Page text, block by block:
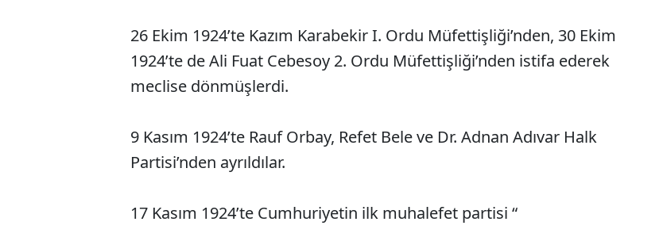
26 Ekim 1924’te Kazım Karabekir I. Ordu Müfettişliği’nden, 30 Ekim
1924’te de Ali Fuat Cebesoy 2. Ordu Müfettişliği’nden istifa ederek
meclise dönmüşlerdi.
9 Kasım 1924’te Rauf Orbay, Refet Bele ve Dr. Adnan Adıvar Halk
Partisi’nden ayrıldılar.
17 Kasım 1924’te Cumhuriyetin ilk muhalefet partisi “